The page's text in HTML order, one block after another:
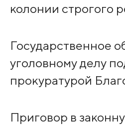
колонии строгого
Государственное
уголовному делу
прокуратурой
Приговор в